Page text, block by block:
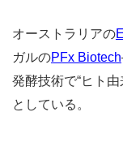
オーストラリアの
ガルのPFx Biotech
発酵技術で“ヒト
としている。